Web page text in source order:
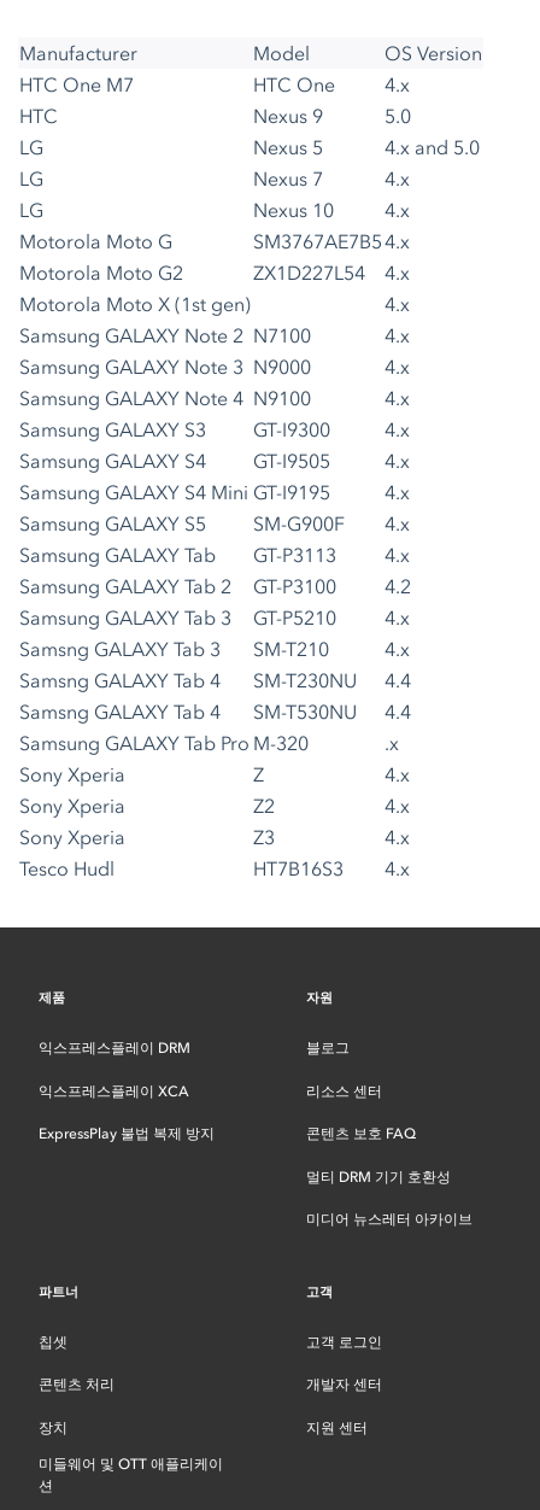
Manufacturer Model
OS Version
HTC One M7
HTC One
4.x
HTC
Nexus 9
5.0
LG
Nexus 5
4.x and 5.0
LG
Nexus 7
4.x
LG
Nexus 10
4.x
Motorola Moto G
SM3767AE7B54.x
Motorola Moto G2
ZX1D227L54
4.x
Motorola Moto X (1st gen)
4.x
Samsung GALAXY Note 2 N7100
4.x
Samsung GALAXY Note 3 N9000
4.x
Samsung GALAXY Note 4 N9100
4.x
Samsung GALAXY S3
GT-I9300
4.x
Samsung GALAXY S4
GT-I9505
4.x
Samsung GALAXY S4 Mini GT-I9195
4.x
Samsung GALAXY S5
SM-G900F
4.x
Samsung GALAXY Tab
GT-P3113
4.x
Samsung GALAXY Tab 2
GT-P3100
4.2
Samsung GALAXY Tab 3
GT-P5210
4.x
Samsng GALAXY Tab 3
SM-T210
4.x
Samsng GALAXY Tab 4
SM-T230NU
4.4
Samsng GALAXY Tab 4
SM-T530NU
4.4
Samsung GALAXY Tab Pro M-320
.x
Sony Xperia
Z
4.x
Sony Xperia
Z2
4.x
Sony Xperia
Z3
4.x
Tesco Hudl
HT7B16S3 4.x
제품
익스프레스플레이 DRM
익스프레스플레이 XCA
ExpressPlay 불법 복제 방지
자원
블로그
리소스 센터
콘텐츠 보호 FAQ
멀티 DRM 기기 호환성
미디어 뉴스레터 아카이브
파트너
칩셋
콘텐츠 처리
장치
미들웨어 및 OTT 애플리케이
션
고객
고객 로그인
개발자 센터
지원 센터